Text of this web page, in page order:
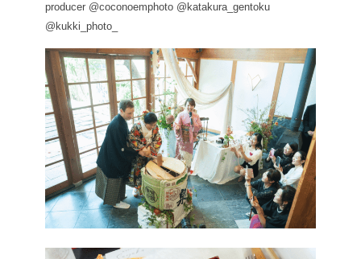
producer @coconoemphoto @katakura_gentoku
@kukki_photo_